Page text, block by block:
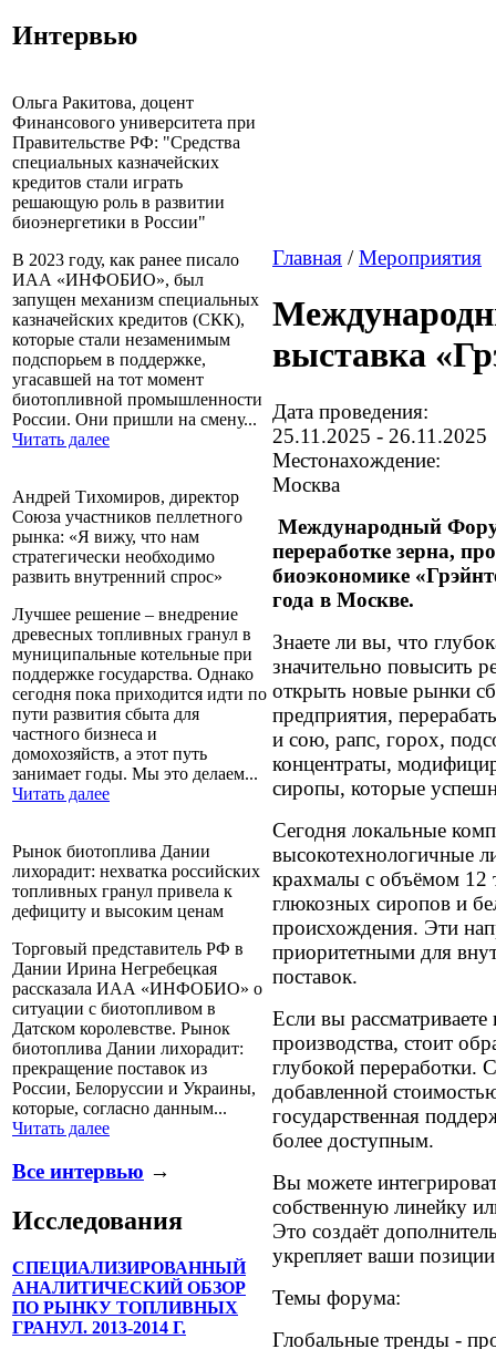
Интервью
Ольга Ракитова, доцент
Финансового университета при
Правительстве РФ: "Средства
специальных казначейских
кредитов стали играть
решающую роль в развитии
биоэнергетики в России"
В 2023 году, как ранее писало
ИАА «ИНФОБИО», был
запущен механизм специальных
казначейских кредитов (СКК),
которые стали незаменимым
подспорьем в поддержке,
угасавшей на тот момент
биотопливной промышленности
России. Они пришли на смену...
Читать далее
Андрей Тихомиров, директор
Союза участников пеллетного
рынка: «Я вижу, что нам
стратегически необходимо
развить внутренний спрос»
Лучшее решение – внедрение
древесных топливных гранул в
муниципальные котельные при
поддержке государства. Однако
сегодня пока приходится идти по
пути развития сбыта для
частного бизнеса и
домохозяйств, а этот путь
занимает годы. Мы это делаем...
Читать далее
Рынок биотоплива Дании
лихорадит: нехватка российских
топливных гранул привела к
дефициту и высоким ценам
Торговый представитель РФ в
Дании Ирина Негребецкая
рассказала ИАА «ИНФОБИО» о
ситуации с биотопливом в
Датском королевстве. Рынок
биотоплива Дании лихорадит:
прекращение поставок из
России, Белоруссии и Украины,
которые, согласно данным...
Читать далее
Все интервью →
Исследования
СПЕЦИАЛИЗИРОВАННЫЙ
АНАЛИТИЧЕСКИЙ ОБЗОР
ПО РЫНКУ ТОПЛИВНЫХ
ГРАНУЛ. 2013-2014 Г.
Главная /Мероприятия
выставка
Дата проведения:
25.11.2025 - 26.11.2025
Местонахождение:
Москва
Международный
переработке зерна,
биоэкономике
года в Москве.
Знаете ли вы, что
значительно повысить
открыть новые рынки
предприятия,
и сою, рапс, горох,
концентраты,
сиропы, которые
Сегодня локальные
высокотехнологичные
крахмалы с объёмом 12
глюкозных сиропов и
происхождения. Эти
приоритетными для
поставок.
Если вы
производства, стоит
глубокой переработки.
добавленной
государственная
более доступным.
Вы можете
собственную линейку
Это создаёт
укрепляет ваши
Темы форума:
Глобальные тренды -